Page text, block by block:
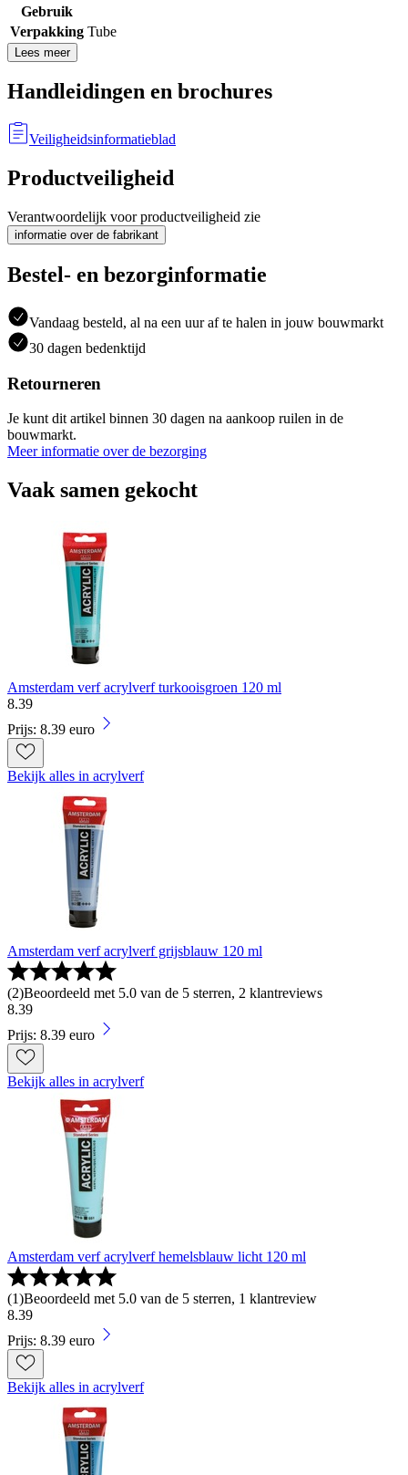
Gebruik
Verpakking Tube
Lees meer
Handleidingen en brochures
Veiligheidsinformatieblad
Productveiligheid
Verantwoordelijk voor productveiligheid zie
informatie over de fabrikant
Bestel- en bezorginformatie
Vandaag besteld, al na een uur af te halen in jouw bouwmarkt
30 dagen bedenktijd
Retourneren
Je kunt dit artikel binnen 30 dagen na aankoop ruilen in de
bouwmarkt.
Meer informatie over de bezorging
Vaak samen gekocht
Amsterdam verf acrylverf turkooisgroen 120 ml
8.39
Prijs: 8.39 euro
Bekijk alles in acrylverf
Amsterdam verf acrylverf grijsblauw 120 ml
(2)Beoordeeld met 5.0 van de 5 sterren, 2 klantreviews
8.39
Prijs: 8.39 euro
Bekijk alles in acrylverf
Amsterdam verf acrylverf hemelsblauw licht 120 ml
(1)Beoordeeld met 5.0 van de 5 sterren, 1 klantreview
8.39
Prijs: 8.39 euro
Bekijk alles in acrylverf